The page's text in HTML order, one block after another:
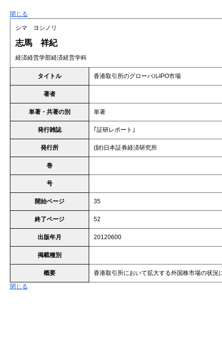
閉じる
シマ ヨシノリ
志馬 祥紀
経済経営学部経済経営学科
タイトル 香港取引所のグローバルIPO市場
著者
単著・共著の別 単著
発行雑誌 ｢証研レポート｣
発行所 (財)日本証券経済研究所
巻
号
開始ページ 35
終了ページ 52
出版年月 20120600
掲載種別
概要
香港取引所において拡大する外国株市場の状況
閉じる